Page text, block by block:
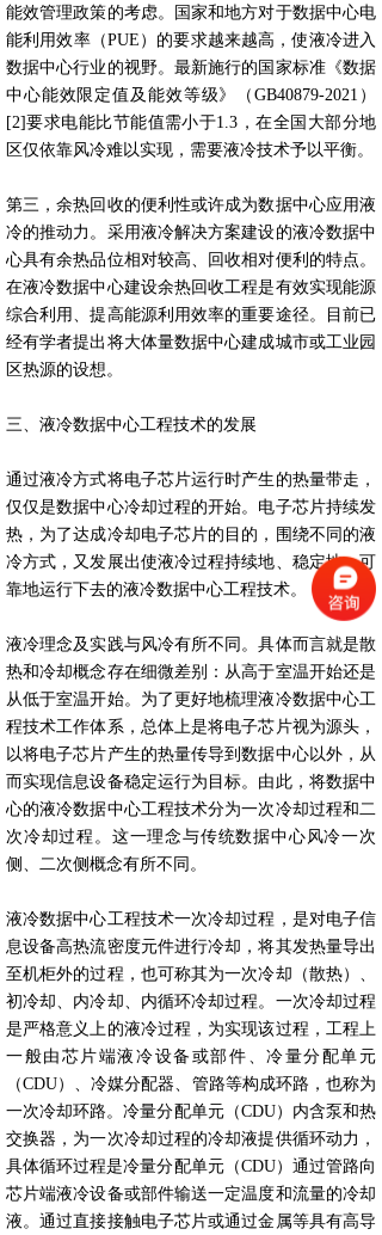
能效管理政策的考虑。国家和地方对于数据中心电
能利用效率（PUE）的要求越来越高，使液冷进入
数据中心行业的视野。最新施行的国家标准《数据
中心能效限定值及能效等级》（GB40879-2021）
[2]要求电能比节能值需小于1.3，在全国大部分地
区仅依靠风冷难以实现，需要液冷技术予以平衡。
第三，余热回收的便利性或许成为数据中心应用液
冷的推动力。采用液冷解决方案建设的液冷数据中
心具有余热品位相对较高、回收相对便利的特点。
在液冷数据中心建设余热回收工程是有效实现能源
综合利用、提高能源利用效率的重要途径。目前已
经有学者提出将大体量数据中心建成城市或工业园
区热源的设想。
三、液冷数据中心工程技术的发展
通过液冷方式将电子芯片运行时产生的热量带走，
仅仅是数据中心冷却过程的开始。电子芯片持续发
热，为了达成冷却电子芯片的目的，围绕不同的液
冷方式，又发展出使液冷过程持续地、稳定地、可
靠地运行下去的液冷数据中心工程技术。
液冷理念及实践与风冷有所不同。具体而言就是散
热和冷却概念存在细微差别：从高于室温开始还是
从低于室温开始。为了更好地梳理液冷数据中心工
程技术工作体系，总体上是将电子芯片视为源头，
以将电子芯片产生的热量传导到数据中心以外，从
而实现信息设备稳定运行为目标。由此，将数据中
心的液冷数据中心工程技术分为一次冷却过程和二
次冷却过程。这一理念与传统数据中心风冷一次
侧、二次侧概念有所不同。
液冷数据中心工程技术一次冷却过程，是对电子信
息设备高热流密度元件进行冷却，将其发热量导出
至机柜外的过程，也可称其为一次冷却（散热）、
初冷却、内冷却、内循环冷却过程。一次冷却过程
是严格意义上的液冷过程，为实现该过程，工程上
一般由芯片端液冷设备或部件、冷量分配单元
（CDU）、冷媒分配器、管路等构成环路，也称为
一次冷却环路。冷量分配单元（CDU）内含泵和热
交换器，为一次冷却过程的冷却液提供循环动力，
具体循环过程是冷量分配单元（CDU）通过管路向
芯片端液冷设备或部件输送一定温度和流量的冷却
液。通过直接接触电子芯片或通过金属等具有高导